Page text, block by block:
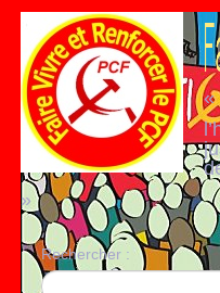
«
»
Rechercher :